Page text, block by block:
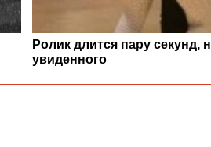
Ролик длится пару секунд,
увиденного